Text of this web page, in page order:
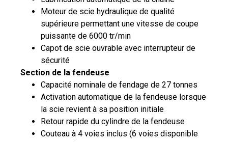
Moteur de scie hydraulique de qualité
supérieure permettant une vitesse de coupe
puissante de 6000 tr/min
Capot de scie ouvrable avec interrupteur de
sécurité
Section de la fendeuse
Capacité nominale de fendage de 27 tonnes
Activation automatique de la fendeuse lorsque
la scie revient à sa position initiale
Retour rapide du cylindre de la fendeuse
Couteau à 4 voies inclus (6 voies disponible